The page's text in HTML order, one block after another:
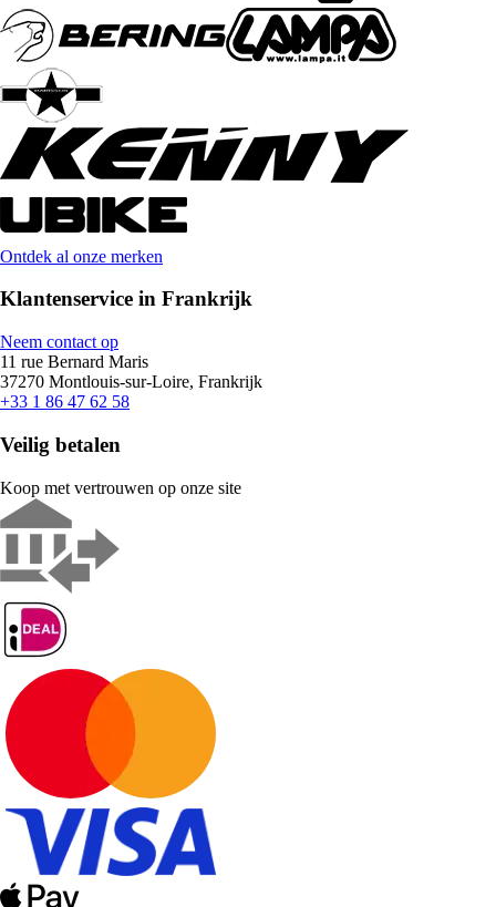
Ontdek al onze merken
Klantenservice in Frankrijk
Neem contact op
11 rue Bernard Maris
37270 Montlouis-sur-Loire, Frankrijk
+33 1 86 47 62 58
Veilig betalen
Koop met vertrouwen op onze site